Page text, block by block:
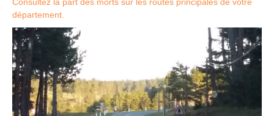
département.